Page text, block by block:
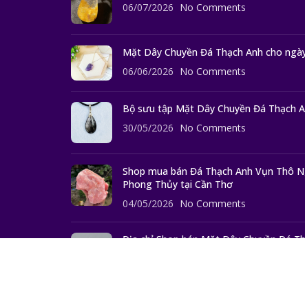
06/07/2026 No Comments
Mặt Dây Chuyền Đá Thạch Anh cho
06/06/2026 No Comments
Bộ sưu tập Mặt Dây Chuyền Đá Thạch
30/05/2026 No Comments
Shop mua bán Đá Thạch Anh Vụn Thô
Phong Thủy tại Cần Thơ
04/05/2026 No Comments
Địa chỉ Shop bán Mặt Dây Chuyền Đá